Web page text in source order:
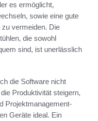
es ermöglicht,
sowie eine gute
zu vermeiden. Die
die sowohl
sind, ist unerlässlich
die Software nicht
Produktivität steigern,
Projektmanagement-
Geräte ideal. Ein